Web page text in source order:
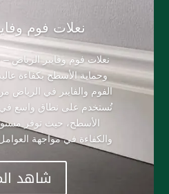
​نعلات فوم
نعلات فوم وفايبر الرياض
وحماية الأسطح بكفاءة
الفوم والفايبر في الرياض
تُستخدم على نطاق واسع في
الأسطح، حيث توفر
والكفاءة في مواجهة
شاهد